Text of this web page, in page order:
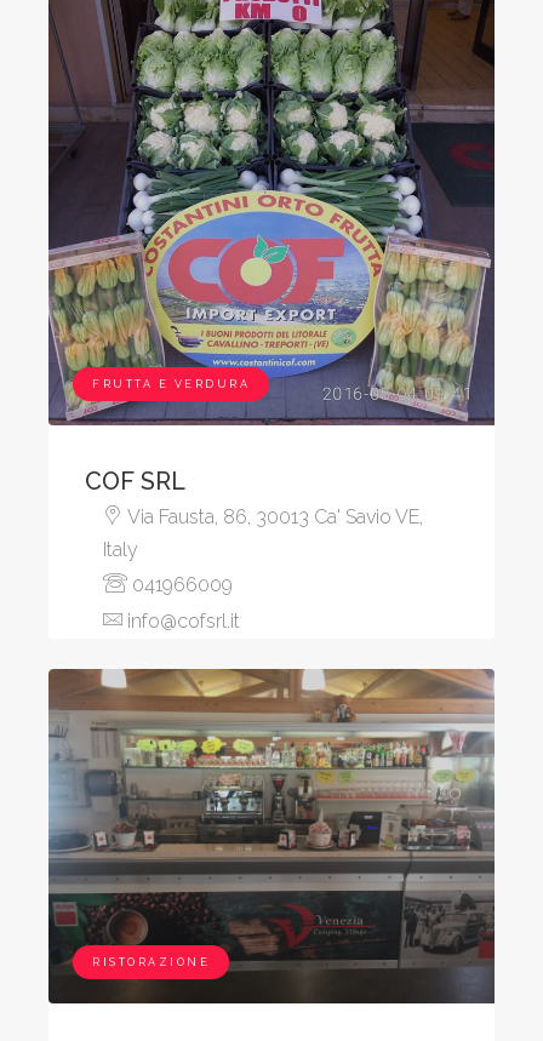
FRUTTA E VERDURA
COF SRL
Via Fausta, 86, 30013 Ca' Savio VE,
Italy
041966009
info@cofsrl.it
RISTORAZIONE